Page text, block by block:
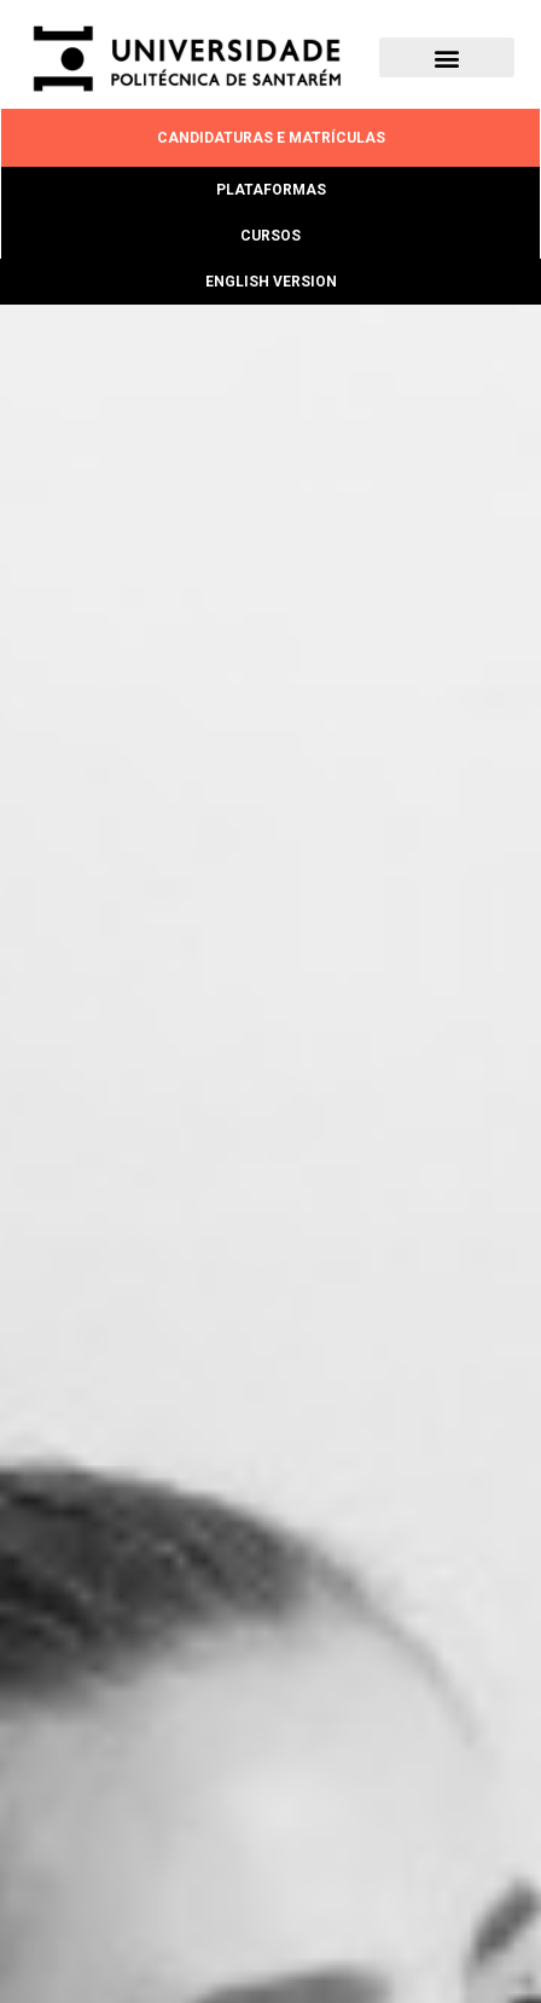
CANDIDATURAS E MATRÍCULAS
PLATAFORMAS
CURSOS
ENGLISH VERSION